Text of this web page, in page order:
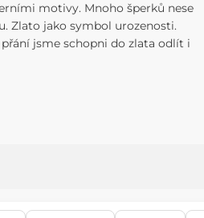
motivy. Mnoho šperků nese
Zlato jako symbol urozenosti.
jsme schopni do zlata odlít i